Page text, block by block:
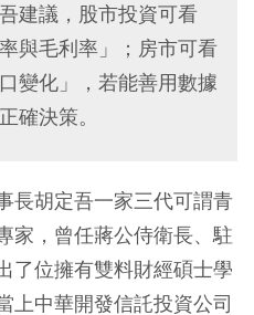
建議，股市投資可看
與毛利率」；房市可看
變化」，若能善用數據
確決策。
長胡定吾一家三代可謂青
家，曾任蔣公侍衛長、駐
了位擁有雙料財經碩士學
上中華開發信託投資公司